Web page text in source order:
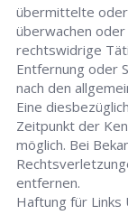
übermittelte
überwachen
rechtswidrige
Entfernung oder
nach den
Eine
Zeitpunkt der
möglich. Bei
entfernen.
Haftung für Links